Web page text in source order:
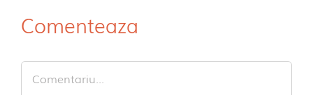
Comenteaza
Comment